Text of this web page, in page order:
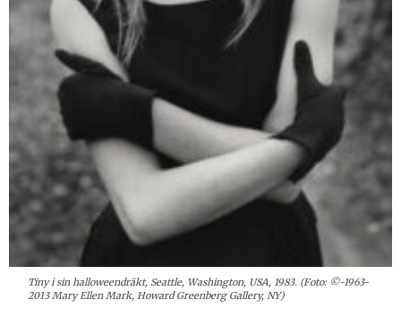
Tiny i sin halloweendräkt, Seattle, Washington, USA, 1983. (Foto: ©-1963-
2013 Mary Ellen Mark, Howard Greenberg Gallery, NY)